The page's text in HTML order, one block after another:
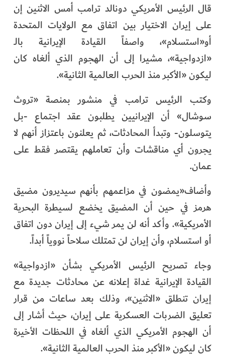
قال الرئيس الأمريكي دونالد ترامب أمس الاثنين إن
على إيران الاختيار بين اتفاق مع الولايات المتحدة
أو«استسلام»، واصفاً القيادة الإيرانية بالـ
«ازدواجية»، مشيرا إلى أن الهجوم الذي ألغاه كان
ليكون «الأكبر منذ الحرب العالمية الثانية».
وكتب الرئيس ترامب في منشور بمنصة «تروث
سوشال» أن الإيرانيين يطلبون عقد اجتماع -بل
يتوسلون- وتبدأ المحادثات، ثم يعلنون باعتزاز أنهم لا
يجرون أي مناقشات وأن تعاملهم يقتصر فقط على
عمان.
وأضاف«يمضون في مزاعمهم بأنهم سيديرون مضيق
هرمز في حين أن المضيق يخضع لسيطرة البحرية
الأمريكية». وأكد أنه لن يمر شيء إلى إيران دون اتفاق
أو استسلام، وأن إيران لن تمتلك سلاحاً نووياً أبداً.
وجاء تصريح الرئيس الأمريكي بشأن «ازدواجية»
القيادة الإيرانية غداة إعلانه عن محادثات جديدة مع
إيران تنطلق «الاثنين»، وذلك بعد ساعات من قرار
تعليق الضربات العسكرية على إيران، حيث أشار إلى
أن الهجوم الأمريكي الذي ألغاه في اللحظات الأخيرة
كان ليكون «الأكبر منذ الحرب العالمية الثانية».